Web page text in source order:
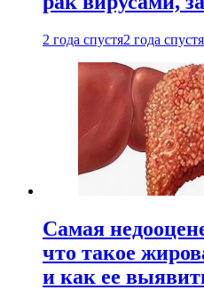
2 года спустя2 года спустя
Самая
что такое
и как ее